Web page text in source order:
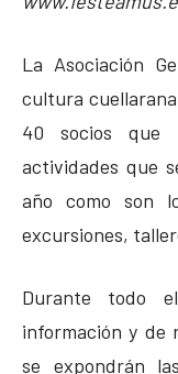
La Asociación
cultura
40 socios que
actividades que
año como son
excursiones,
Durante todo
información y de
se expondrán